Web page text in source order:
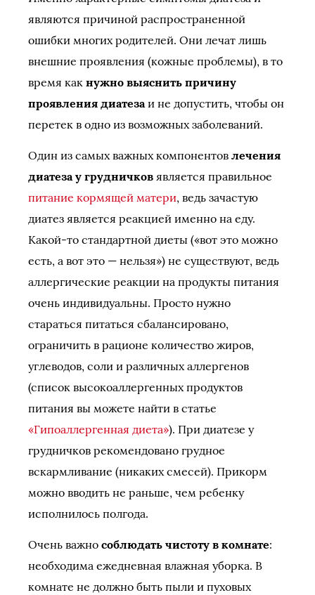
являются причиной распространенной
ошибки многих родителей. Они лечат лишь
внешние проявления (кожные проблемы), в то
время как нужно выяснить причину
проявления диатезаи не допустить, чтобы он
перетек в одно из возможных заболеваний.
Один из самых важных компонентов лечения
диатеза у грудничков является правильное
питание кормящей матери, ведь зачастую
диатез является реакцией именно на еду.
Какой-то стандартной диеты («вот это можно
есть, а вот это — нельзя») не существуют, ведь
аллергические реакции на продукты питания
очень индивидуальны. Просто нужно
стараться питаться сбалансировано,
ограничить в рационе количество жиров,
углеводов, соли и различных аллергенов
(список высокоаллергенных продуктов
питания вы можете найти в статье
«Гипоаллергенная диета»). При диатезе у
грудничков рекомендовано грудное
вскармливание (никаких смесей). Прикорм
можно вводить не раньше, чем ребенку
исполнилось полгода.
Очень важно соблюдать чистоту в комнате:
необходима ежедневная влажная уборка. В
комнате не должно быть пыли и пуховых